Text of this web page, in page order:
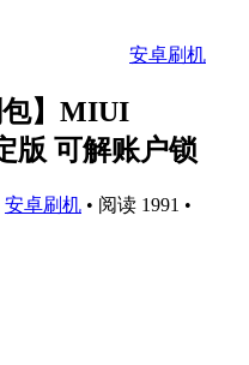
安卓刷机
包】MIUI
版 可解账户锁
安卓刷机 • 阅读 1991 •